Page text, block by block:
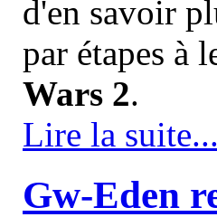
d'en savoir
par étapes à
Wars 2.
Lire la
Gw-Eden